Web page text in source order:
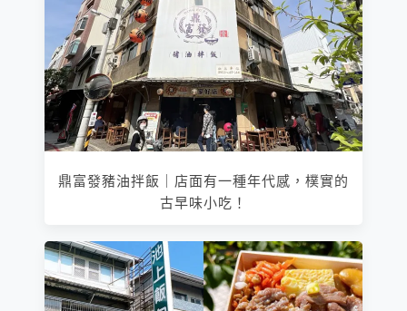
鼎富發豬油拌飯｜店面有一種年代感，樸實的
古早味小吃！